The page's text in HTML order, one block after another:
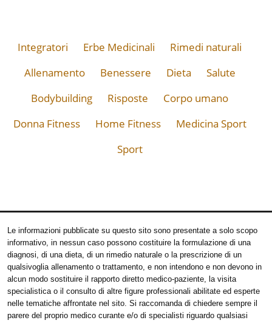
Integratori Erbe Medicinali
Rimedi naturali
Allenamento
Benessere Dieta
Salute
Bodybuilding
Risposte
Corpo umano
Donna Fitness
Home Fitness
Medicina Sport
Sport
Le informazioni pubblicate su questo sito sono presentate a solo scopo
informativo, in nessun caso possono costituire la formulazione di una
diagnosi, di una dieta, di un rimedio naturale o la prescrizione di un
qualsivoglia allenamento o trattamento, e non intendono e non devono in
alcun modo sostituire il rapporto diretto medico-paziente, la visita
specialistica o il consulto di altre figure professionali abilitate ed esperte
nelle tematiche affrontate nel sito. Si raccomanda di chiedere sempre il
parere del proprio medico curante e/o di specialisti riguardo qualsiasi